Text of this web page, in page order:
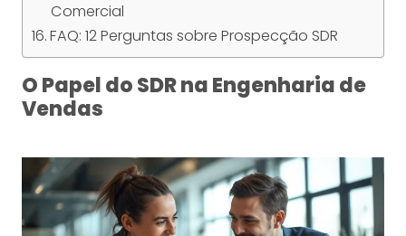
Comercial
FAQ: 12 Perguntas sobre Prospecção SDR
O Papel do SDR na Engenharia de
Vendas